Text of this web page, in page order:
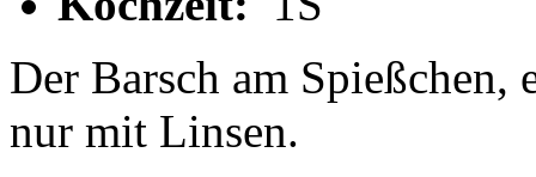
Der Barsch am Spießchen,
nur mit Linsen.